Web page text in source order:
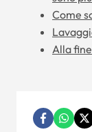
Come
Alla fine